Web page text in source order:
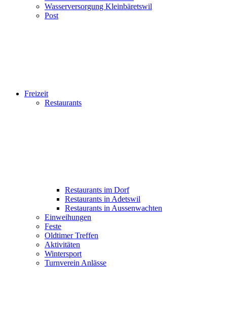
Wasserversorgung Kleinbäretswil
Post
Freizeit
Restaurants
Restaurants im Dorf
Restaurants in Adetswil
Restaurants in Aussenwachten
Einweihungen
Feste
Oldtimer Treffen
Aktivitäten
Wintersport
Turnverein Anlässe